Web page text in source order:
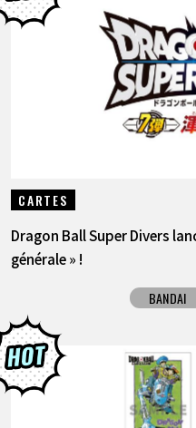
CARTES
Dragon Ball Super Divers
générale » !
BANDAI